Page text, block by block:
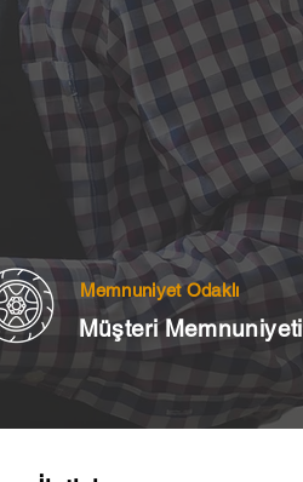
Memnuniyet Odaklı
Müşteri Memnuniyeti